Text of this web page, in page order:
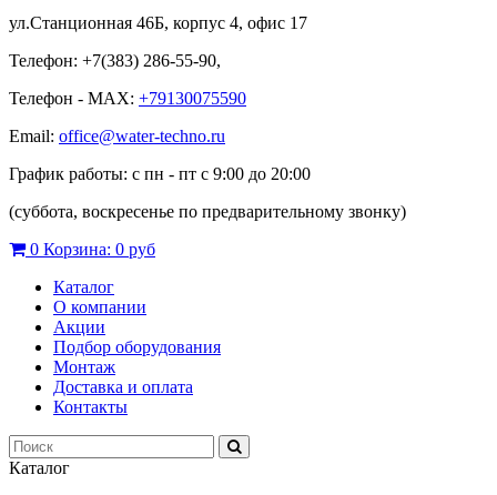
ул.Станционная 46Б, корпус 4, офис 17
Телефон: +7(383) 286-55-90,
Телефон - MAX: +79130075590
Email: office@water-techno.ru
График работы: с пн - пт с 9:00 до 20:00
(суббота, воскресенье по предварительному звонку)
0 Корзина: 0 руб
Каталог
О компании
Акции
Подбор оборудования
Монтаж
Доставка и оплата
Контакты
Каталог